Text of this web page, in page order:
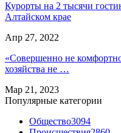
Курорты на 2 тысячи
Алтайском крае
Апр 27, 2022
«Совершенно не
хозяйства не …
Мар 21, 2023
Популярные категории
Общество3094